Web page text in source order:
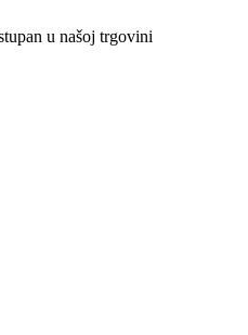
u našoj trgovini